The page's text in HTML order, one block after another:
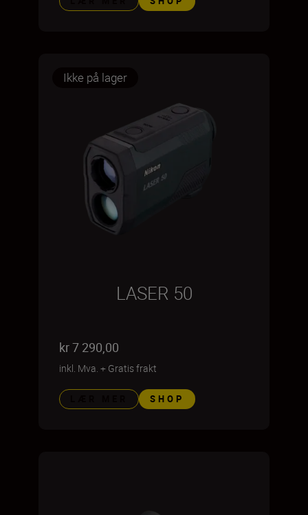
Ikke på lager
LASER 50
kr 7 290,00
inkl. Mva. + Gratis frakt
SHOP